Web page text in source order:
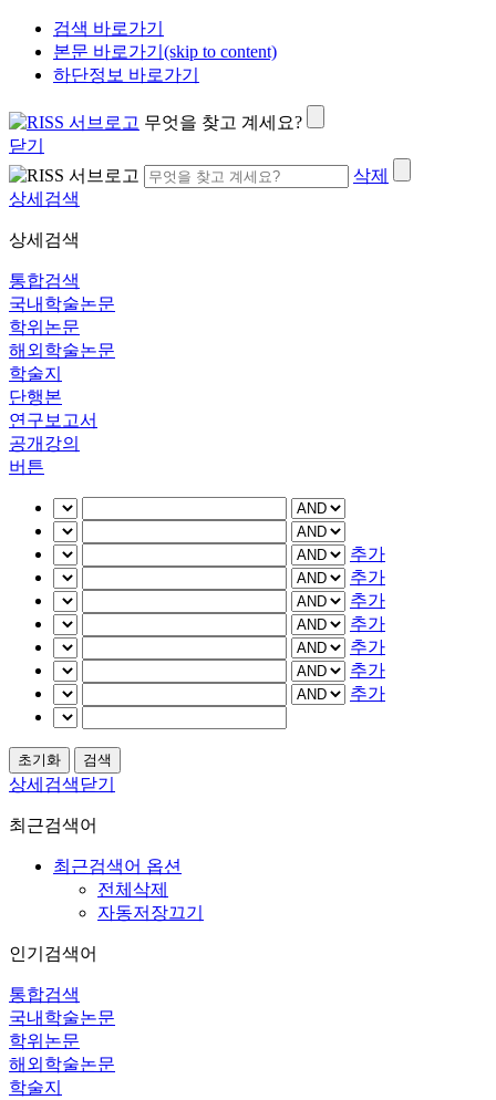
검색 바로가기
본문 바로가기(skip to content)
하단정보 바로가기
무엇을 찾고 계세요?
닫기
삭제
상세검색
상세검색
통합검색
국내학술논문
학위논문
해외학술논문
학술지
단행본
연구보고서
공개강의
버튼
추가
추가
추가
추가
추가
추가
추가
상세검색닫기
최근검색어
최근검색어 옵션
전체삭제
자동저장끄기
인기검색어
통합검색
국내학술논문
학위논문
해외학술논문
학술지